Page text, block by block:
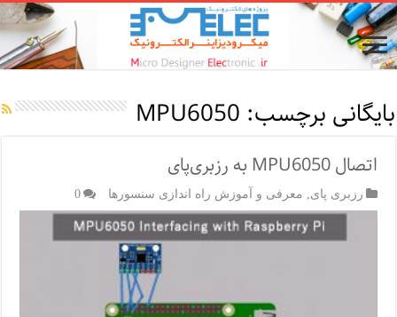
بایگانی برچسب: MPU6050
اتصال MPU6050 به رزبری‌پای
رزبری پای معرفی و آموزش راه اندازی سنسورها 0